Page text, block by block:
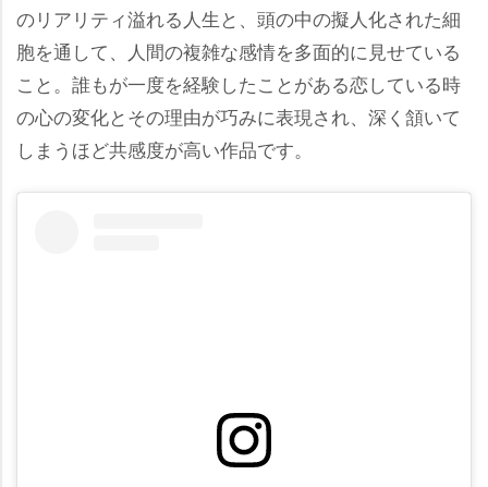
のリアリティ溢れる人生と、頭の中の擬人化された細
胞を通して、人間の複雑な感情を多面的に見せている
こと。誰もが一度を経験したことがある恋している時
の心の変化とその理由が巧みに表現され、深く頷いて
しまうほど共感度が高い作品です。